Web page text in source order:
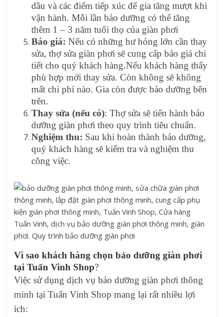
dầu và các điểm tiếp xúc để gia tăng mượt khi
vận hành. Mỗi lần bảo dưỡng có thể tăng
thêm 1 – 3 năm tuổi thọ của giàn phơi
Báo giá: Nếu có những hư hỏng lớn cần thay
sửa, thợ sửa giàn phơi sẽ cung cấp báo giá chi
tiết cho quý khách hàng.Nếu khách hàng thấy
phù hợp mới thay sửa. Còn không sẽ không
mất chi phí nào. Gia còn được bảo dưỡng bên
trên.
Thay sửa (nếu có): Thợ sửa sẽ tiến hành bảo
dưỡng giàn phơi theo quy trình tiêu chuẩn.
Nghiệm thu: Sau khi hoàn thành bảo dưỡng,
quý khách hàng sẽ kiểm tra và nghiệm thu
công việc.
Vì sao khách hàng chọn bảo dưỡng giàn phơi
tại Tuấn Vinh Shop?
Việc sử dụng dịch vụ bảo dưỡng giàn phơi thông
minh tại Tuấn Vinh Shop mang lại rất nhiều lợi
ích: